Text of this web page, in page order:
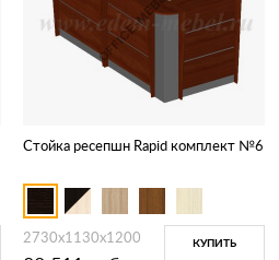
Стойка ресепшн Rapid комплект №6
2730x1130x1200 КУПИТЬ